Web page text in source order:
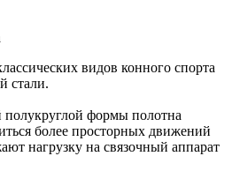
видов конного спорта
стали.
полукруглой формы полотна
более просторных движений
нагрузку на связочный аппарат